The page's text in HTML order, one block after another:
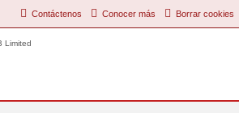
Borrar cookies
Conocer más
Contáctenos
Limited